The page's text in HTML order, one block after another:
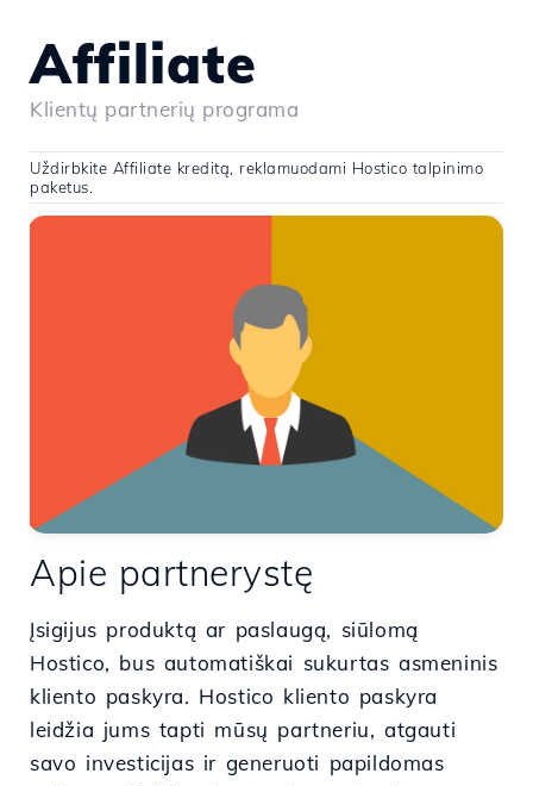
Affiliate
Klientų partnerių programa
Uždirbkite Affiliate kreditą, reklamuodami Hostico talpinimo
paketus.
Apie partnerystę
Įsigijus produktą ar paslaugą, siūlomą
Hostico, bus automatiškai sukurtas asmeninis
kliento paskyra. Hostico kliento paskyra
leidžia jums tapti mūsų partneriu, atgauti
savo investicijas ir generuoti papildomas